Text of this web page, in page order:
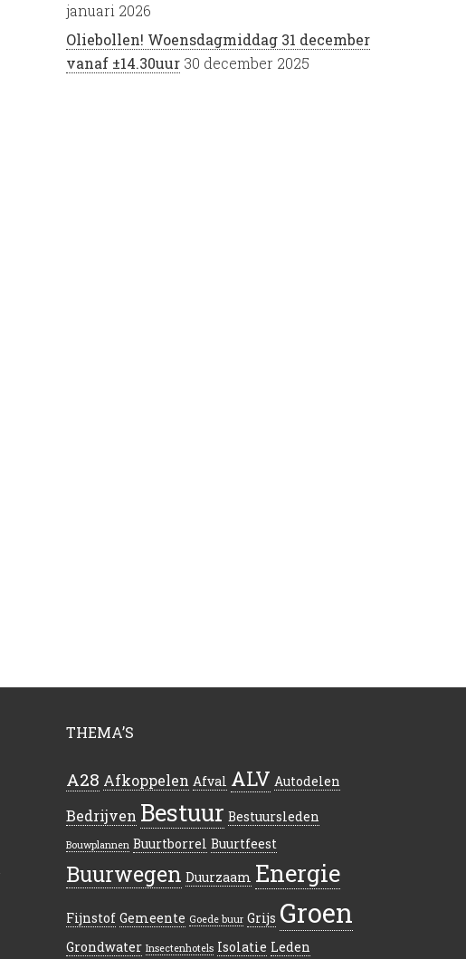
januari 2026
Oliebollen! Woensdagmiddag 31 december
vanaf ±14.30uur 30 december 2025
THEMA’S
A28 Afkoppelen Afval ALV Autodelen
Bedrijven Bestuur Bestuursleden
Bouwplannen Buurtborrel Buurtfeest
Buurwegen Duurzaam Energie
Fijnstof Gemeente Goede buur Grijs Groen
Grondwater Insectenhotels Isolatie Leden